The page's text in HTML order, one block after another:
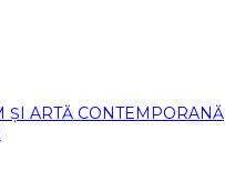
ARTĂ CONTEMPORANĂ